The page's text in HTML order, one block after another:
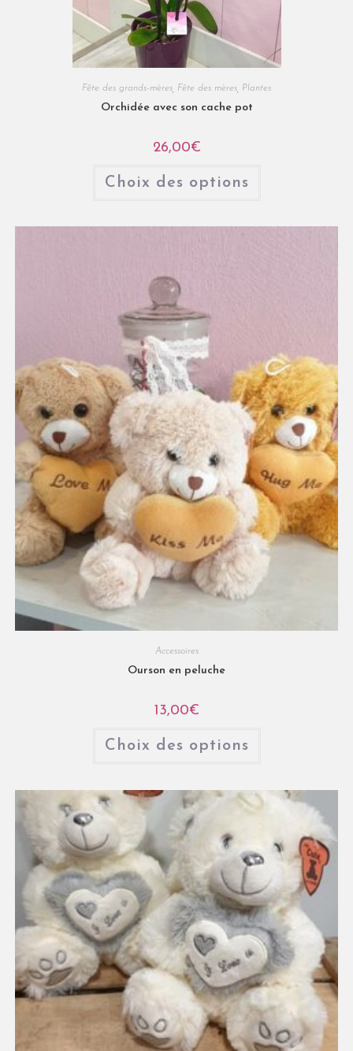
Fête des grands-mères Fête des mères Plantes
Orchidée avec son cache pot
26,00€
Choix des options
Accessoires
Ourson en peluche
13,00€
Choix des options